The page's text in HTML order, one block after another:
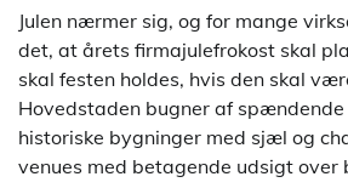
Julen nærmer sig, og for mange
det, at årets firmajulefrokost skal
skal festen holdes, hvis den skal
Hovedstaden bugner af spændende
historiske bygninger med sjæl og
venues med betagende udsigt over